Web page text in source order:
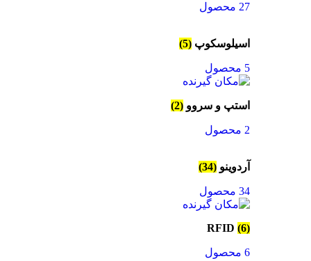
27 محصول
اسیلوسکوپ (5)
5 محصول
استپ و سروو (2)
2 محصول
آردوینو (34)
34 محصول
RFID (6)
6 محصول